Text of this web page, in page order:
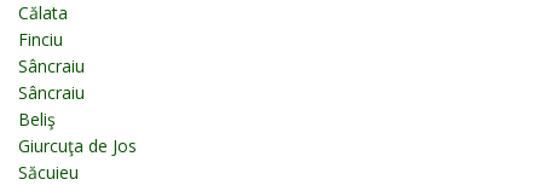
Călata
Finciu
Sâncraiu
Sâncraiu
Beliş
Giurcuţa de Jos
Săcuieu